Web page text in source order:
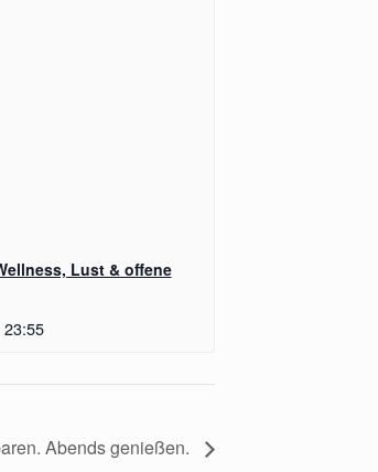
Lust & offene
23:55
Abends genießen.